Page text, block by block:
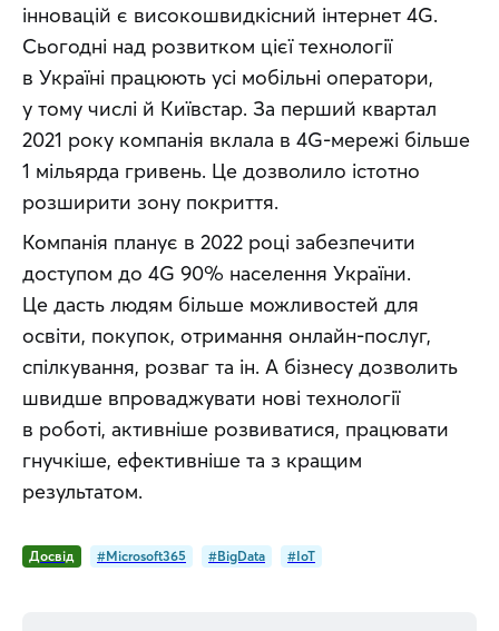
інновацій є високошвидкісний інтернет 4G.
Сьогодні над розвитком цієї технології
в Україні працюють усі мобільні оператори,
у тому числі й Київстар. За перший квартал
2021 року компанія вклала в 4G-мережі більше
1 мільярда гривень. Це дозволило істотно
розширити зону покриття.
Компанія планує в 2022 році забезпечити
доступом до 4G 90% населення України.
Це дасть людям більше можливостей для
освіти, покупок, отримання онлайн-послуг,
спілкування, розваг та ін. А бізнесу дозволить
швидше впроваджувати нові технології
в роботі, активніше розвиватися, працювати
гнучкіше, ефективніше та з кращим
результатом.
Досвід #Microsoft365 #BigData #IoT